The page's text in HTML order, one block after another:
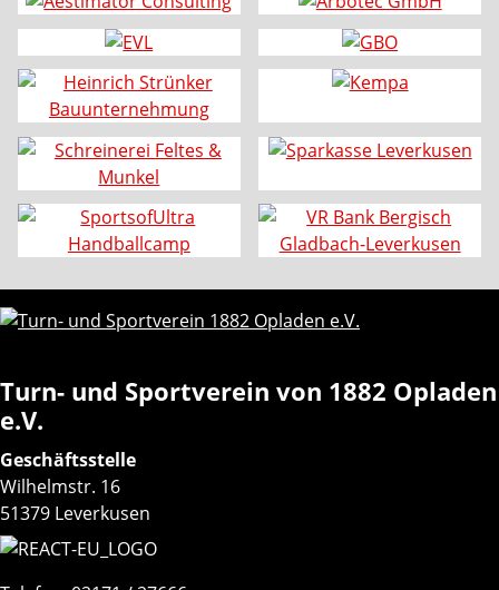
Turn- und Sportverein von 1882 Opladen
e.V.
Geschäftsstelle
Wilhelmstr. 16
51379 Leverkusen